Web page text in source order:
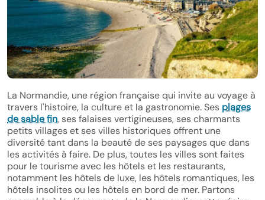
La Normandie, une région française qui invite au voyage à
travers l'histoire, la culture et la gastronomie. Ses plages
de sable fin, ses falaises vertigineuses, ses charmants
petits villages et ses villes historiques offrent une
diversité tant dans la beauté de ses paysages que dans
les activités à faire. De plus, toutes les villes sont faites
pour le tourisme avec les hôtels et les restaurants,
notamment les hôtels de luxe, les hôtels romantiques, les
hôtels insolites ou les hôtels en bord de mer. Partons